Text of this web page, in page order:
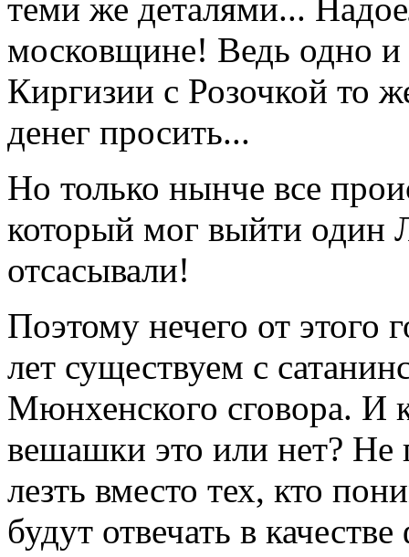
теми же деталями...
московщине! Ведь одно
Киргизии с Розочкой то
денег просить...
Но только нынче все
который мог выйти один
отсасывали!
Поэтому нечего от этого
лет существуем с
Мюнхенского сговора. И
вешашки это или нет? Не
лезть вместо тех, кто
будут отвечать в